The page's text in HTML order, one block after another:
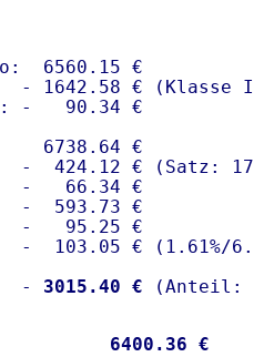
6560.15 €
1642.58 € (Klasse I)
-   90.34 €
6738.64 €
-  424.12 € (Satz:
-   66.34 €
-  593.73 €
-   95.25 €
-  103.05 € ( 1.61%/
-
3015.40 €
6400.36 €